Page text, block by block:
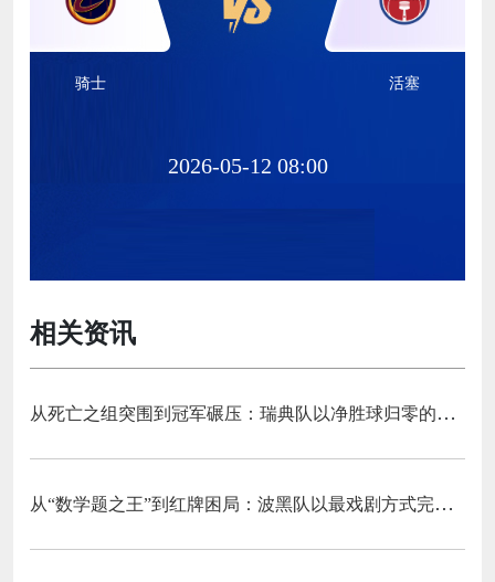
骑士 活塞
2026-05-12 08:00
相关资讯
从死亡之组突围到冠军碾压：瑞典队以净胜球归零的戏剧性和一场大胜告别三十二强
从“数学题之王”到红牌困局：波黑队以最戏剧方式完成首次淘汰赛之旅的哲学课